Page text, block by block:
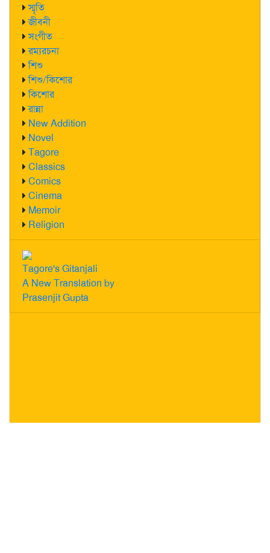
স্মৃতি
জীবনী
সংগীত
রম্যরচনা
শিশু
শিশু/কিশোর
কিশোর
রান্না
New Addition
Novel
Tagore
Classics
Comics
Cinema
Memoir
Religion
Tagore's Gitanjali
A New Translation by
Prasenjit Gupta